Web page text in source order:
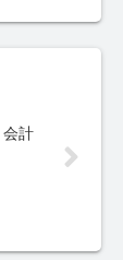
会計